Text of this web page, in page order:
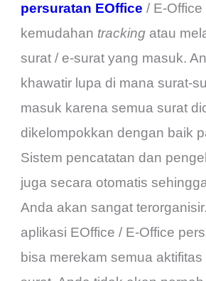
persuratan EOffice / E-
kemudahan tracking atau
surat / e-surat yang masuk.
khawatir lupa di mana surat-
masuk karena semua surat
dikelompokkan dengan baik
Sistem pencatatan dan
juga secara otomatis
Anda akan sangat
aplikasi EOffice / E-Office
bisa merekam semua